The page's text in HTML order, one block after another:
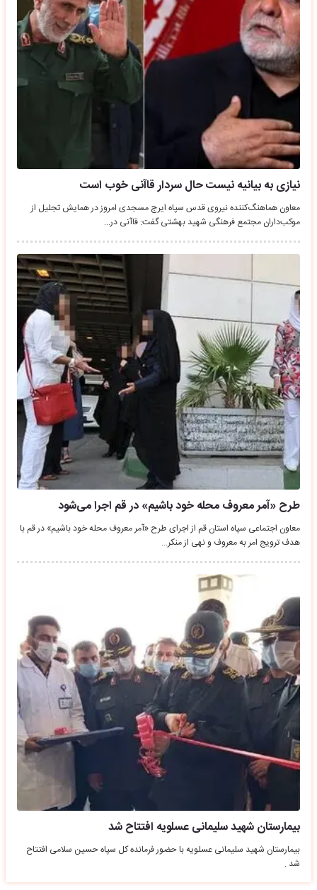
نیازی به بیانیه نیست حال سردار قاآنی خوب است
معاون هماهنگ‌کننده نیروی قدس سپاه ایرج مسجدی امروز در همایش تجلیل از
موکب‌داران مجتمع فرهنگی شهید بهشتی گفت: قاآنی در…
طرح «آمر معروف محله خود باشیم» در قم اجرا می‌شود
معاون اجتماعی سپاه استان قم از اجرای طرح «آمر معروف محله خود باشیم» در قم با
هدف ترویج امر به معروف و نهی از منکر…
بیمارستان شهید سلیمانی عسلویه افتتاح شد
بیمارستان شهید سلیمانی عسلویه با حضور فرمانده کل سپاه حسین سلامی افتتاح
شد .